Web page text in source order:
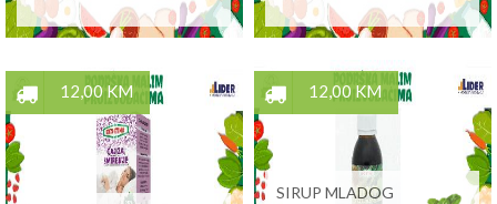
12,00 KM 12,00 KM
SIRUP MLADOG